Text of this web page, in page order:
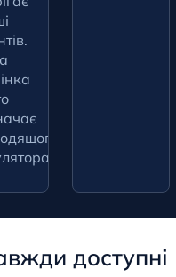
доступні